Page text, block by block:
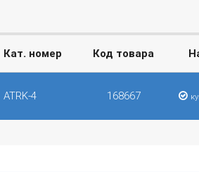
Кат. номер Код товара
ATRK-4 168667